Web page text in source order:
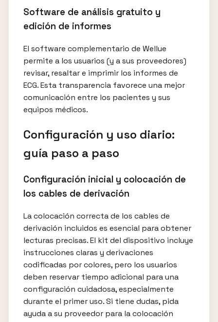
Software de análisis gratuito y
edición de informes
El software complementario de Wellue
permite a los usuarios (y a sus proveedores)
revisar, resaltar e imprimir los informes de
ECG. Esta transparencia favorece una mejor
comunicación entre los pacientes y sus
equipos médicos.
Configuración y uso diario:
guía paso a paso
Configuración inicial y colocación de
los cables de derivación
La colocación correcta de los cables de
derivación incluidos es esencial para obtener
lecturas precisas. El kit del dispositivo incluye
instrucciones claras y derivaciones
codificadas por colores, pero los usuarios
deben reservar tiempo adicional para una
configuración cuidadosa, especialmente
durante el primer uso. Si tiene dudas, pida
ayuda a su proveedor para la colocación